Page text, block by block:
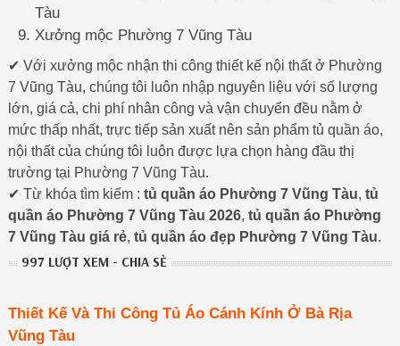
Tàu
Xưởng mộc Phường 7 Vũng Tàu
✔ Với xưởng mộc nhận thi công thiết kế nội thất ở Phường
7 Vũng Tàu, chúng tôi luôn nhập nguyên liệu với số lượng
lớn, giá cả, chi phí nhân công và vận chuyển đều nằm ở
mức thấp nhất, trực tiếp sản xuất nên sản phẩm tủ quần áo,
nội thất của chúng tôi luôn được lựa chọn hàng đầu thị
trường tại Phường 7 Vũng Tàu.
✔ Từ khóa tìm kiếm : tủ quần áo Phường 7 Vũng Tàu, tủ
quần áo Phường 7 Vũng Tàu 2026, tủ quần áo Phường
7 Vũng Tàu giá rẻ, tủ quần áo đẹp Phường 7 Vũng Tàu.
997 LƯỢT XEM - CHIA SẺ
Thiết Kế Và Thi Công Tủ Áo Cánh Kính Ở Bà Rịa
Vũng Tàu